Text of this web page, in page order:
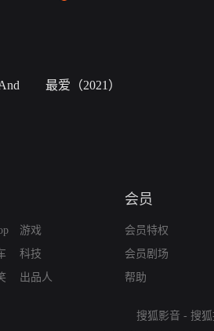
最爱（2021）
游戏
科技
出品人
会员
会员特权
会员剧场
帮助
搜狐影音 - 搜